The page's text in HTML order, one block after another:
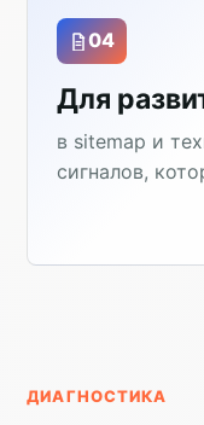
04
Для
в sitemap и
сигналов,
ДИАГНОСТИКА